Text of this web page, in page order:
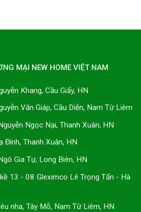
MẠI NEW HOME VIỆT NAM
Khang, Cầu Giấy, HN
Văn Giáp, Cầu Diễn, Nam Từ Liêm
Ngọc Nại, Thanh Xuân, HN
Đình, Thanh Xuân, HN
Gia Tự, Long Biên, HN
13 - 08 Gleximco Lê Trọng Tấn - Hà
nha, Tây Mỗ, Nam Từ Liêm, HN